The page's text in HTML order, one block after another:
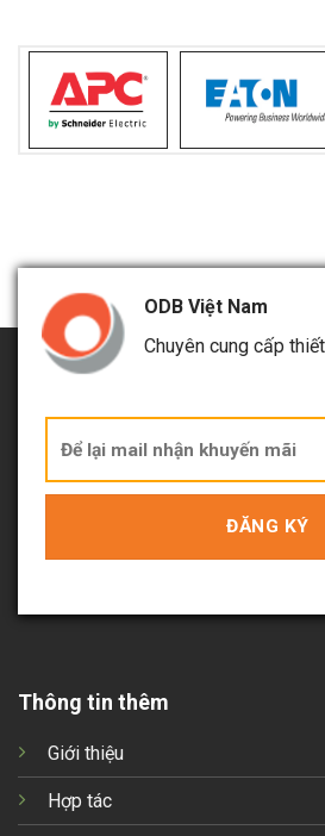
ODB Việt Nam
Chuyên cung cấp
Thông tin thêm
Giới thiệu
Hợp tác